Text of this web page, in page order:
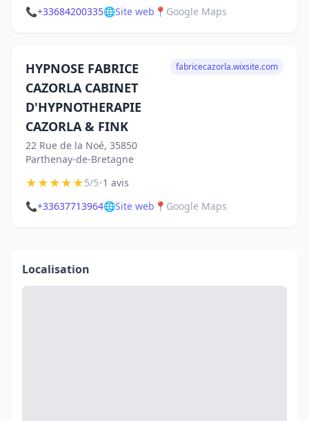
📞+33684200335🌐Site web 📍 Google Maps
HYPNOSE FABRICE
CAZORLA CABINET
D'HYPNOTHERAPIE
CAZORLA & FINK
22 Rue de la Noé, 35850
Parthenay-de-Bretagne
fabricecazorla.wixsite.com
★★★★★5/5•1 avis
📞+33637713964🌐Site web 📍 Google Maps
Localisation